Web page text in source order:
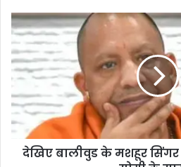
जहर
देखिए
बालीवुड
के
मशहूर
सिंगर
ने
क्या
गा
सीएमदेखिए बालीवुड के मशहूर सिंगर